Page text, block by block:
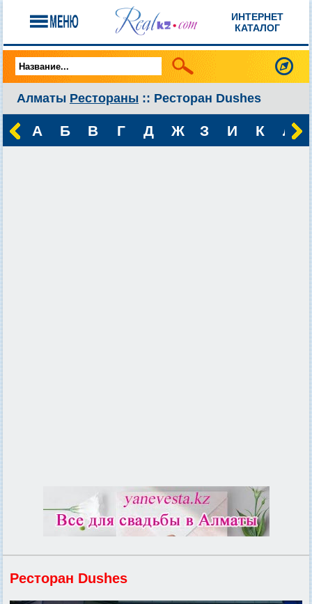
ИНТЕРНЕТ
КАТАЛОГ
Алматы Рестораны :: Ресторан Dushes
А Б В Г Д Ж З И К Л
Ресторан Dushes